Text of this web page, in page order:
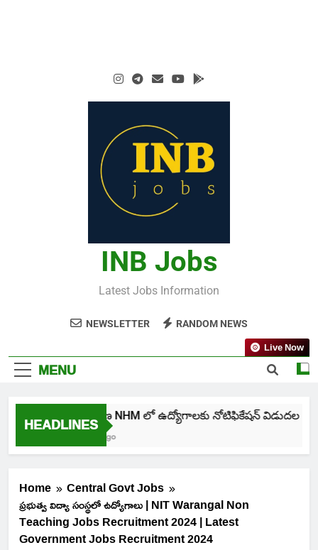
INB Jobs
Latest Jobs Information
NEWSLETTER RANDOM NEWS
MENU
Live Now
HEADLINES
తెలంగాణ NHM లో ఉద్యోగాలకు నోటిఫికేషన్ విడుదల
Home
Central Govt Jobs
ప్రభుత్వ విద్యా సంస్థలో ఉద్యోగాలు | NIT Warangal Non
Teaching Jobs Recruitment 2024 | Latest
Government Jobs Recruitment 2024